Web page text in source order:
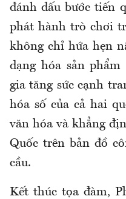
đánh dấu bước tiến
phát hành trò chơi
không chỉ hứa hẹn
dạng hóa sản
gia tăng sức cạnh
hóa số của cả hai
văn hóa và khẳng
Quốc trên bản đồ
cầu.
Kết thúc tọa đàm,